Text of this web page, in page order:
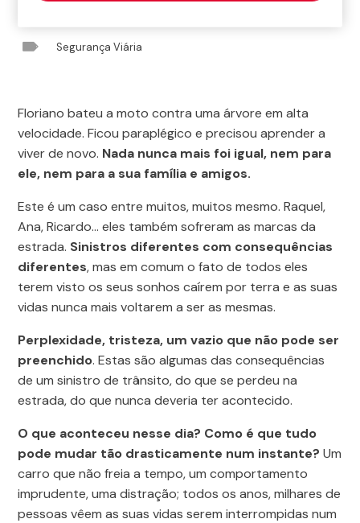
 Segurança Viária
Floriano bateu a moto contra uma árvore em alta
velocidade. Ficou paraplégico e precisou aprender a
viver de novo. Nada nunca mais foi igual, nem para
ele, nem para a sua família e amigos.
Este é um caso entre muitos, muitos mesmo. Raquel,
Ana, Ricardo… eles também sofreram as marcas da
estrada. Sinistros diferentes com consequências
diferentes, mas em comum o fato de todos eles
terem visto os seus sonhos caírem por terra e as suas
vidas nunca mais voltarem a ser as mesmas.
Perplexidade, tristeza, um vazio que não pode ser
preenchido. Estas são algumas das consequências
de um sinistro de trânsito, do que se perdeu na
estrada, do que nunca deveria ter acontecido.
O que aconteceu nesse dia? Como é que tudo
pode mudar tão drasticamente num instante? Um
carro que não freia a tempo, um comportamento
imprudente, uma distração; todos os anos, milhares de
pessoas vêem as suas vidas serem interrompidas num